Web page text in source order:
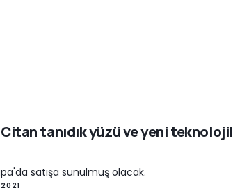
tanıdık yüzü ve yeni
satışa sunulmuş olacak.